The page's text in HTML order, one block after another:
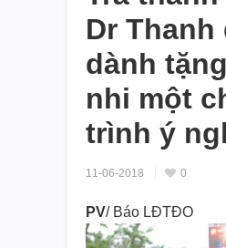
Dr Thanh
dành
nhi một
trình ý
11-06-2018 0
PV/ Báo LĐTĐO